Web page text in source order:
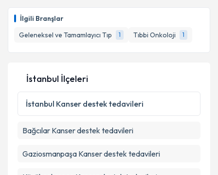
İlgili Branşlar
Geleneksel ve Tamamlayıcı Tıp
1 Tıbbi Onkoloji 1
İstanbul İlçeleri
İstanbul Kanser destek tedavileri
Bağcılar Kanser destek tedavileri
Gaziosmanpaşa Kanser destek tedavileri